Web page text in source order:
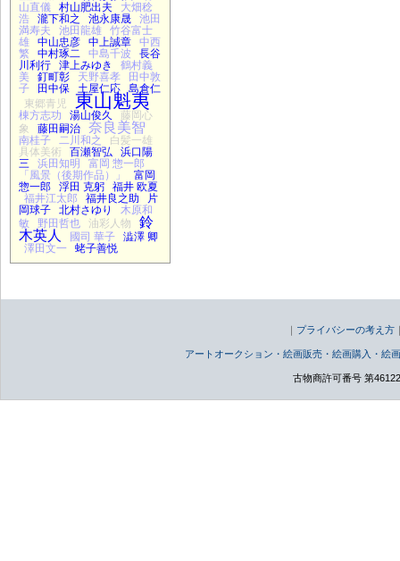
山直儀
村山肥出夫
大畑稔
浩
瀧下和之 池永康晟
池田
満寿夫
池田龍雄
竹谷富士
雄
中山忠彦 中上誠章
中西
繁
中村琢二 中島千波
長谷
川利行
津上みゆき
鶴村義
美
釘町彰 天野喜孝
田中敦
子
田中保 土屋仁応
島倉仁
東郷青児
東山魁夷
棟方志功 湯山俊久
藤岡心
象
藤田嗣治 奈良美智
南桂子 二川和之
白髪一雄
具体美術
百瀬智弘
浜口陽
三
浜田知明
富岡 惣一郎
「風景（後期作品）」
富岡
惣一郎
浮田 克躬
福井 欧夏
福井江太郎
福井良之助
片
岡球子
北村さゆり
木原和
敏
野田哲也 油彩人物
鈴
木英人
國司 華子
澁澤 卿
澤田文一
蛯子善悦
｜ プライバシーの考え方
アートオークション・絵画販売・絵画購入・
古物商許可番号 第